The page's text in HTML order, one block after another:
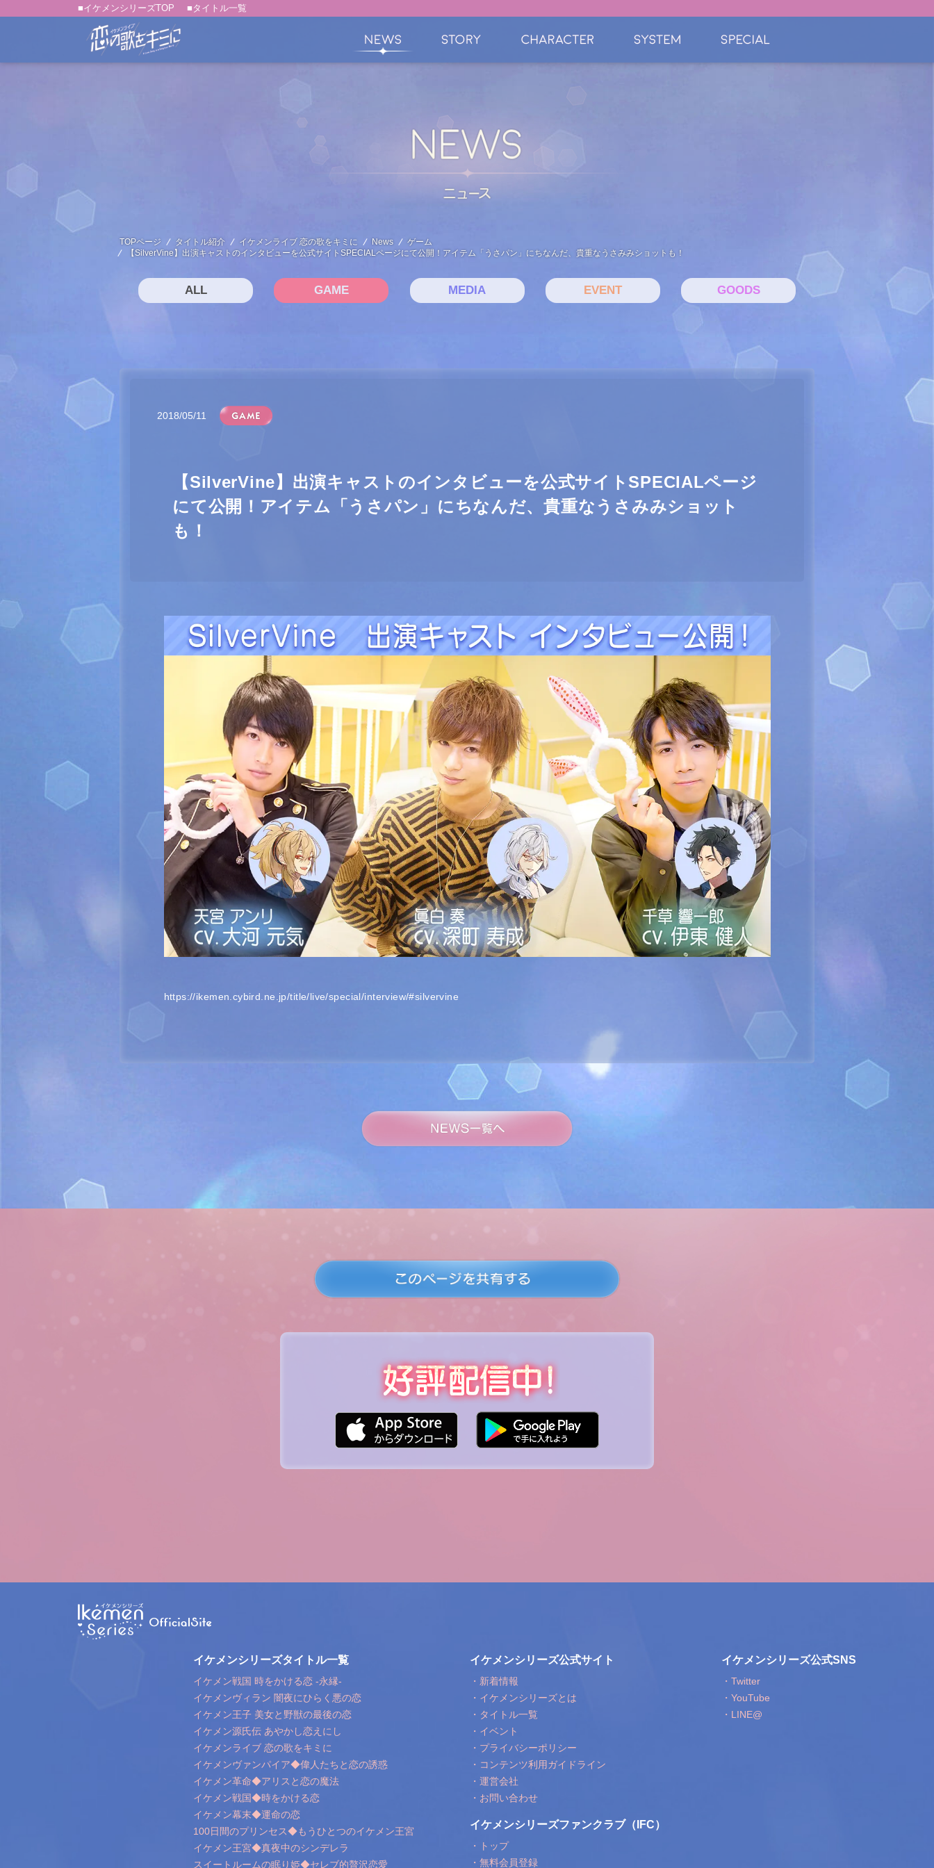
■イケメンシリーズTOP ■タイトル一覧
TOPページ タイトル紹介 イケメンライブ 恋の歌をキミに News
ゲーム
【SilverVine】出演キャストのインタビューを公式サイトSPECIALページにて公開！アイテム「うさパン」にちなんだ、貴重なうさみみショットも！
ALL GAME MEDIA EVENT GOODS
2018/05/11
【SilverVine】出演キャストのインタビューを公式サイトSPECIALページ
にて公開！アイテム「うさパン」にちなんだ、貴重なうさみみショット
も！
https://ikemen.cybird.ne.jp/title/live/special/interview/#silvervine
イケメンシリーズタイトル一覧
イケメン戦国 時をかける恋 -永縁-
イケメンヴィラン 闇夜にひらく悪の恋
イケメン王子 美女と野獣の最後の恋
イケメン源氏伝 あやかし恋えにし
イケメンライブ 恋の歌をキミに
イケメンヴァンパイア◆偉人たちと恋の誘惑
イケメン革命◆アリスと恋の魔法
イケメン戦国◆時をかける恋
イケメン幕末◆運命の恋
100日間のプリンセス◆もうひとつのイケメン王宮
イケメン王宮◆真夜中のシンデレラ
スイートルームの眠り姫◆セレブ的贅沢恋愛
イケメンシリーズ公式サイト
・新着情報
・イケメンシリーズとは
・タイトル一覧
・イベント
・プライバシーポリシー
・コンテンツ利用ガイドライン
・運営会社
・お問い合わせ
イケメンシリーズファンクラブ（IFC）
・トップ
・無料会員登録
イケメンシリーズ公式SNS
・Twitter
・YouTube
・LINE@